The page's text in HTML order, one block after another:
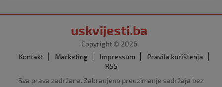
uskvijesti.ba
Copyright © 2026
Kontakt
Marketing Impressum
Pravila korištenja
RSS
Sva prava zadržana. Zabranjeno preuzimanje sadržaja bez